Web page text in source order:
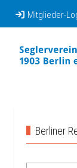
Mitglieder-
Berliner